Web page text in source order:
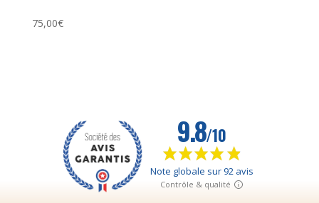
75,00€